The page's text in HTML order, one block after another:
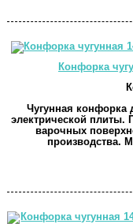
Конфорка
Чугунная конфорка
электрической плиты.
варочных
производства.